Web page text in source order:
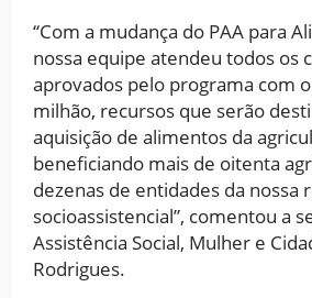
“Com a mudança do PAA para
nossa equipe atendeu todos os
aprovados pelo programa com
milhão, recursos que serão
aquisição de alimentos da
beneficiando mais de oitenta
dezenas de entidades da nossa
socioassistencial”, comentou a
Assistência Social, Mulher e
Rodrigues.